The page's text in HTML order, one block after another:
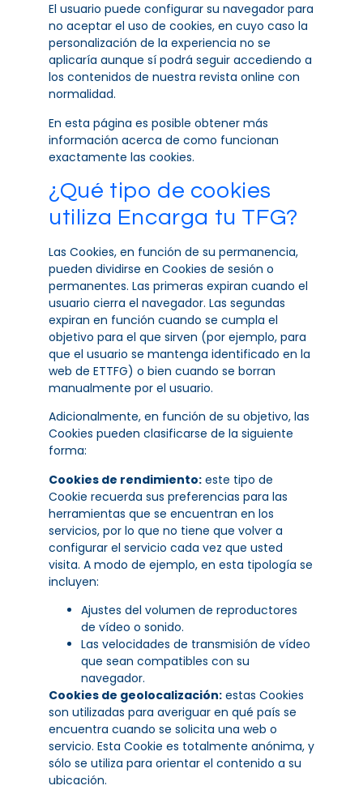
El usuario puede configurar su navegador para
no aceptar el uso de cookies, en cuyo caso la
personalización de la experiencia no se
aplicaría aunque sí podrá seguir accediendo a
los contenidos de nuestra revista online con
normalidad.
En esta página es posible obtener más
información acerca de como funcionan
exactamente las cookies.
¿Qué tipo de cookies
utiliza Encarga tu TFG?
Las Cookies, en función de su permanencia,
pueden dividirse en Cookies de sesión o
permanentes. Las primeras expiran cuando el
usuario cierra el navegador. Las segundas
expiran en función cuando se cumpla el
objetivo para el que sirven (por ejemplo, para
que el usuario se mantenga identificado en la
web de ETTFG) o bien cuando se borran
manualmente por el usuario.
Adicionalmente, en función de su objetivo, las
Cookies pueden clasificarse de la siguiente
forma:
Cookies de rendimiento: este tipo de
Cookie recuerda sus preferencias para las
herramientas que se encuentran en los
servicios, por lo que no tiene que volver a
configurar el servicio cada vez que usted
visita. A modo de ejemplo, en esta tipología se
incluyen:
Ajustes del volumen de reproductores
de vídeo o sonido.
Las velocidades de transmisión de vídeo
que sean compatibles con su
navegador.
Cookies de geolocalización: estas Cookies
son utilizadas para averiguar en qué país se
encuentra cuando se solicita una web o
servicio. Esta Cookie es totalmente anónima, y
sólo se utiliza para orientar el contenido a su
ubicación.